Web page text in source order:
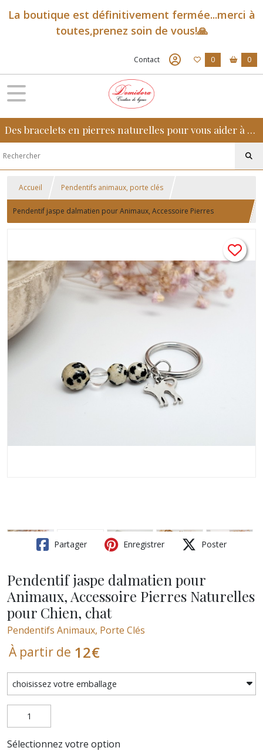
La boutique est définitivement fermée...merci à
toutes,prenez soin de vous!🙏
Contact 0 0
Des bracelets en pierres naturelles pour vous aider à retrouver sérénité, confiance et équilibre au quotidien
Accueil Pendentifs animaux, porte clés
Pendentif jaspe dalmatien pour Animaux, Accessoire Pierres
Partager Enregistrer Poster
Pendentif jaspe dalmatien pour
Animaux, Accessoire Pierres Naturelles
pour Chien, chat
Pendentifs Animaux, Porte Clés
À partir de 12€
Sélectionnez votre option